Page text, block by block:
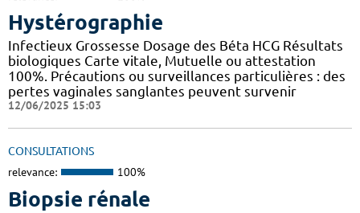
Hystérographie
Infectieux Grossesse Dosage des Béta HCG Résultats
biologiques Carte vitale, Mutuelle ou attestation
100%. Précautions ou surveillances particulières : des
pertes vaginales sanglantes peuvent survenir
12/06/2025 15:03
CONSULTATIONS
relevance: 100%
Biopsie rénale